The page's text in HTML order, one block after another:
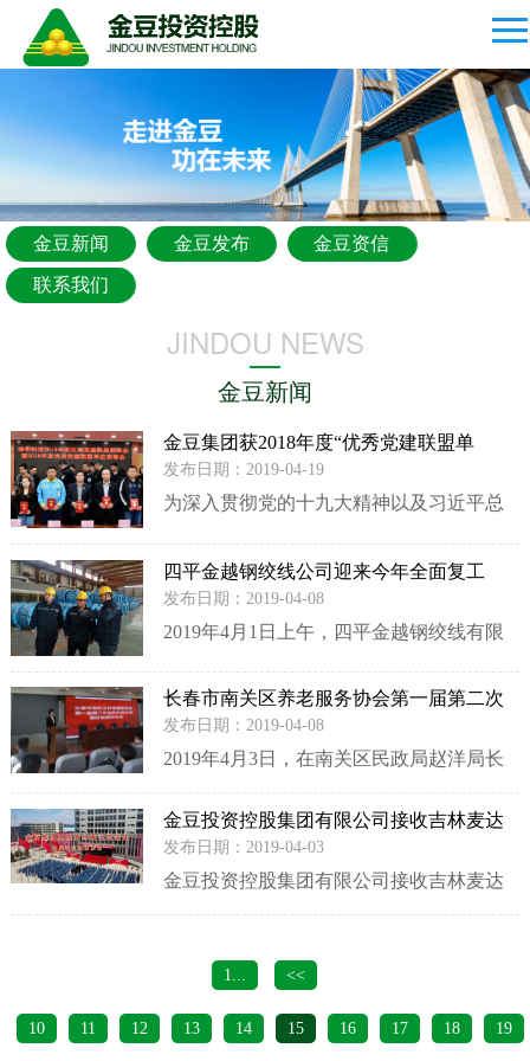
金豆新闻 金豆发布 金豆资信
联系我们
JINDOU NEWS
金豆新闻
金豆集团获2018年度“优秀党建联盟单
位”荣誉称号
发布日期：2019-04-19
为深入贯彻党的十九大精神以及习近平总
月17日上午召开2018年度优秀党建联盟单
位表彰会。街道全体机关干部、社区工作
人员、辖区派出所所长及金豆投资控股集
四平金越钢绞线公司迎来今年全面复工
发布日期：2019-04-08
2019年4月1日上午，四平金越钢绞线有限
公司厂区伴随着震耳欲聋的爆竹声迎来了
喜庆日子--生产车间全面复工！ 车间里，
热火朝天，工人们有条不紊的操作，吊车
司机正熟练的吊运各种沉重的物件，生产
机器高速运行；电焊弧光璀......
长春市南关区养老服务协会第一届第二次
会员代表大会暨换届选举大会召开
发布日期：2019-04-08
​2019年4月3日，在南关区民政局赵洋局长
和周卫国科长以及民政科工作人员的指导
下，长春市南关区养老服务协会第一届第
二次会员代表大会暨换届选举大会在南关
金豆投资控股集团有限公司接收吉林麦达
斯铝业有限公司 成立吉林启星铝业有限公
司揭牌仪式宣传视频
发布日期：2019-04-03
金豆投资控股集团有限公司接收吉林麦达
斯铝业有限公司 成立吉林启星铝业有限公
1... <<
10 11 12 13 14 15 16 17 18 19